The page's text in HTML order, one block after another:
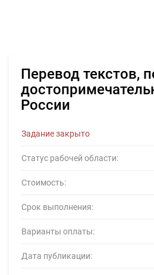
Перевод текстов,
России
Задание закрыто
Статус рабочей области:
Стоимость:
Срок выполнения:
Варианты оплаты:
Дата публикации: